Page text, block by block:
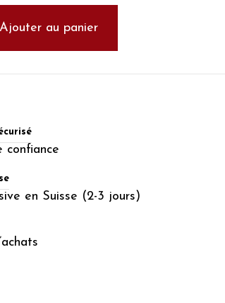
Ajouter au panier
confiance
en Suisse (2-3 jours)